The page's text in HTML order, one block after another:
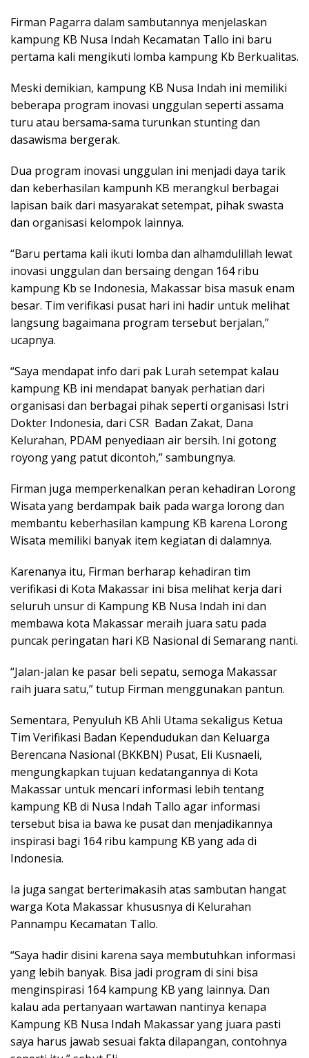
Firman Pagarra dalam sambutannya menjelaskan
kampung KB Nusa Indah Kecamatan Tallo ini baru
pertama kali mengikuti lomba kampung Kb Berkualitas.
Meski demikian, kampung KB Nusa Indah ini memiliki
beberapa program inovasi unggulan seperti assama
turu atau bersama-sama turunkan stunting dan
dasawisma bergerak.
Dua program inovasi unggulan ini menjadi daya tarik
dan keberhasilan kampunh KB merangkul berbagai
lapisan baik dari masyarakat setempat, pihak swasta
dan organisasi kelompok lainnya.
“Baru pertama kali ikuti lomba dan alhamdulillah lewat
inovasi unggulan dan bersaing dengan 164 ribu
kampung Kb se Indonesia, Makassar bisa masuk enam
besar. Tim verifikasi pusat hari ini hadir untuk melihat
langsung bagaimana program tersebut berjalan,”
ucapnya.
“Saya mendapat info dari pak Lurah setempat kalau
kampung KB ini mendapat banyak perhatian dari
organisasi dan berbagai pihak seperti organisasi Istri
Dokter Indonesia, dari CSR Badan Zakat, Dana
Kelurahan, PDAM penyediaan air bersih. Ini gotong
royong yang patut dicontoh,” sambungnya.
Firman juga memperkenalkan peran kehadiran Lorong
Wisata yang berdampak baik pada warga lorong dan
membantu keberhasilan kampung KB karena Lorong
Wisata memiliki banyak item kegiatan di dalamnya.
Karenanya itu, Firman berharap kehadiran tim
verifikasi di Kota Makassar ini bisa melihat kerja dari
seluruh unsur di Kampung KB Nusa Indah ini dan
membawa kota Makassar meraih juara satu pada
puncak peringatan hari KB Nasional di Semarang nanti.
“Jalan-jalan ke pasar beli sepatu, semoga Makassar
raih juara satu,” tutup Firman menggunakan pantun.
Sementara, Penyuluh KB Ahli Utama sekaligus Ketua
Tim Verifikasi Badan Kependudukan dan Keluarga
Berencana Nasional (BKKBN) Pusat, Eli Kusnaeli,
mengungkapkan tujuan kedatangannya di Kota
Makassar untuk mencari informasi lebih tentang
kampung KB di Nusa Indah Tallo agar informasi
tersebut bisa ia bawa ke pusat dan menjadikannya
inspirasi bagi 164 ribu kampung KB yang ada di
Indonesia.
Ia juga sangat berterimakasih atas sambutan hangat
warga Kota Makassar khususnya di Kelurahan
Pannampu Kecamatan Tallo.
“Saya hadir disini karena saya membutuhkan informasi
yang lebih banyak. Bisa jadi program di sini bisa
menginspirasi 164 kampung KB yang lainnya. Dan
kalau ada pertanyaan wartawan nantinya kenapa
Kampung KB Nusa Indah Makassar yang juara pasti
saya harus jawab sesuai fakta dilapangan, contohnya